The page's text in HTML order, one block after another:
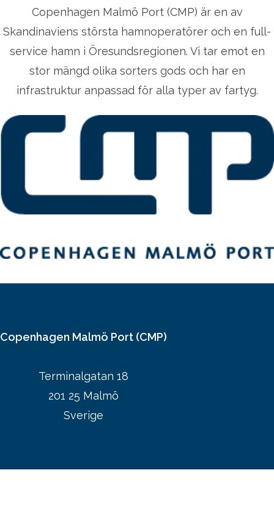
Copenhagen Malmö Port (CMP) är en av
Skandinaviens största hamnoperatörer och en full-
service hamn i Öresundsregionen. Vi tar emot en
stor mängd olika sorters gods och har en
infrastruktur anpassad för alla typer av fartyg.
Copenhagen Malmö Port (CMP)
Terminalgatan 18
201 25 Malmö
Sverige